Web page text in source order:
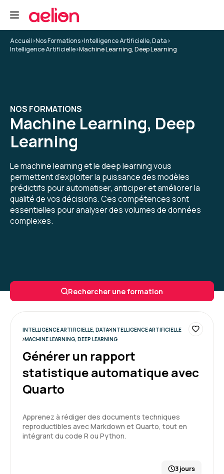
Accueil>Nos Formations>Intelligence Artificielle, Data>
Intelligence Artificielle>Machine Learning, Deep Learning
NOS FORMATIONS
Machine Learning, Deep
Learning
Le machine learning et le deep learning vous
permettent d’exploiter la puissance des modèles
prédictifs pour automatiser, anticiper et améliorer la
qualité de vos décisions. Ces compétences sont
essentielles pour analyser des volumes de données
complexes.
Rechercher une formation
INTELLIGENCE ARTIFICIELLE, DATA INTELLIGENCE ARTIFICIELLE
MACHINE LEARNING, DEEP LEARNING
Générer un rapport
statistique automatique avec
Quarto
Apprenez à rédiger des documents techniques
reproductibles avec Markdown et Quarto, tout en
intégrant du code R ou Python.
3 jours